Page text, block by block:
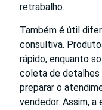
retrabalho.
Também é útil
consultiva.
rápido, enquanto
coleta de detalhes
preparar o
vendedor. Assim,